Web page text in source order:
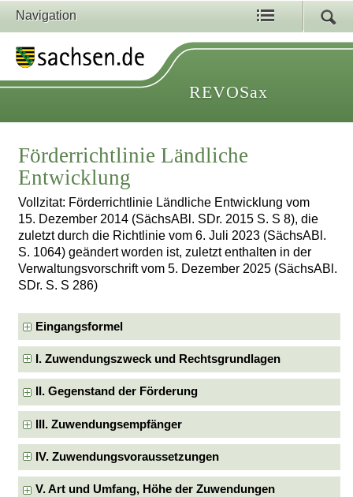
Navigation
REVOSax
Förderrichtlinie Ländliche
Entwicklung
Vollzitat: Förderrichtlinie Ländliche Entwicklung vom
15. Dezember 2014 (SächsABl. SDr. 2015 S. S 8), die
zuletzt durch die Richtlinie vom 6. Juli 2023 (SächsABl.
S. 1064) geändert worden ist, zuletzt enthalten in der
Verwaltungsvorschrift vom 5. Dezember 2025 (SächsABl.
SDr. S. S 286)
Eingangsformel
I. Zuwendungszweck und Rechtsgrundlagen
II. Gegenstand der Förderung
III. Zuwendungsempfänger
IV. Zuwendungsvoraussetzungen
V. Art und Umfang, Höhe der Zuwendungen